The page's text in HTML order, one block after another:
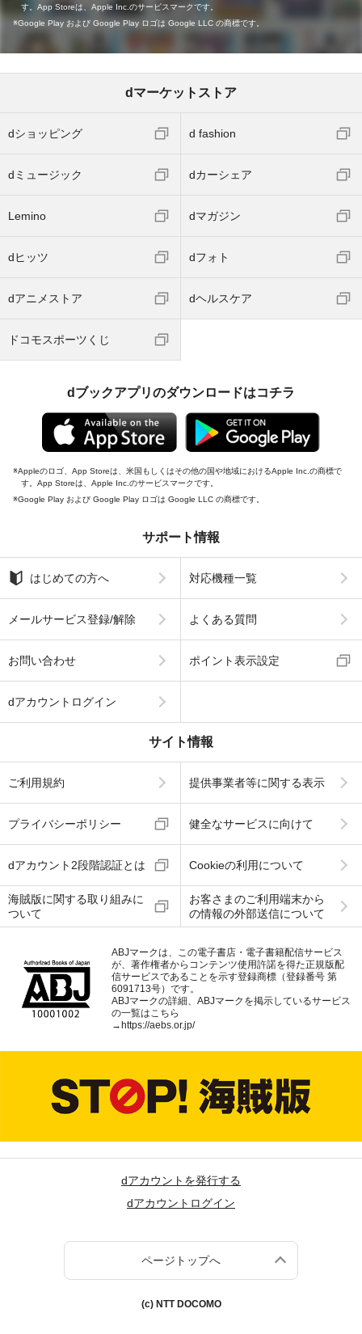
す。App Storeは、Apple Inc.のサービスマークです。
Google Play および Google Play ロゴは Google LLC の商標です。
dマーケットストア
dショッピング d fashion
dミュージック dカーシェア
Lemino dマガジン
dヒッツ dフォト
dアニメストア dヘルスケア
ドコモスポーツくじ
dブックアプリのダウンロードはコチラ
Appleのロゴ、App Storeは、米国もしくはその他の国や地域におけるApple Inc.の商標で
す。App Storeは、Apple Inc.のサービスマークです。
Google Play および Google Play ロゴは Google LLC の商標です。
サポート情報
はじめての方へ 対応機種一覧
メールサービス登録/解除 よくある質問
お問い合わせ ポイント表示設定
dアカウントログイン
サイト情報
ご利用規約 提供事業者等に関する表示
プライバシーポリシー 健全なサービスに向けて
dアカウント2段階認証とは Cookieの利用について
海賊版に関する取り組みに
ついて
お客さまのご利用端末から
の情報の外部送信について
ABJマークは、この電子書店・電子書籍配信サービス
が、著作権者からコンテンツ使用許諾を得た正規版配
信サービスであることを示す登録商標（登録番号 第
6091713号）です。
ABJマークの詳細、ABJマークを掲示しているサービス
の一覧はこちら
→ https://aebs.or.jp/
dアカウントを発行する
dアカウントログイン
ページトップへ
(c) NTT DOCOMO